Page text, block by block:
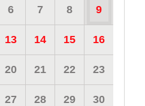
6 7 8 9
13 14 15 16
20 21 22 23
27 28 29 30